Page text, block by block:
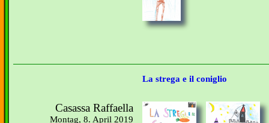
La strega e il coniglio
Casassa Raffaella
Montag, 8. April 2019